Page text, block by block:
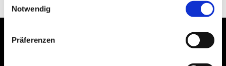
Notwendig
Präferenzen